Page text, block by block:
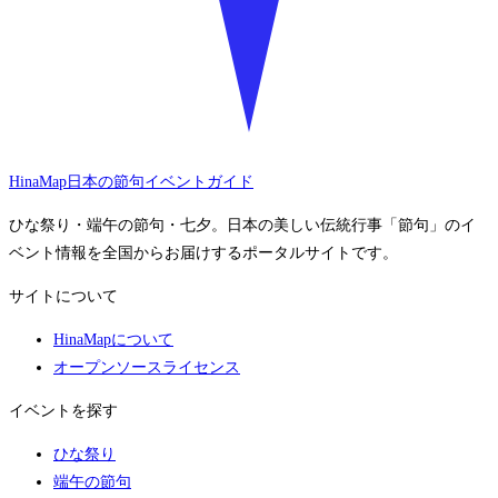
HinaMap 日本の節句イベントガイド
ひな祭り・端午の節句・七夕。日本の美しい伝統行事「節句」のイ
ベント情報を全国からお届けするポータルサイトです。
サイトについて
HinaMapについて
オープンソースライセンス
イベントを探す
ひな祭り
端午の節句